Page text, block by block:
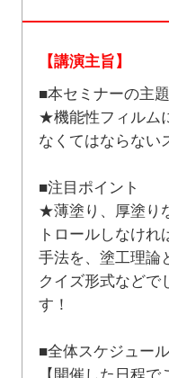
【講演主旨】
■本セミナーの主
★機能性フィルム
なくてはならない
■注目ポイント
★薄塗り、厚塗り
トロールしなけ
手法を、塗工理論
クイズ形式などで
す！
■全体スケジュール